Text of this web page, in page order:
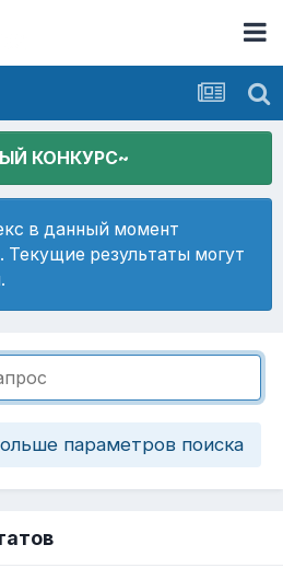
КОНКУРС~
в данный момент
Текущие результаты могут
параметров поиска